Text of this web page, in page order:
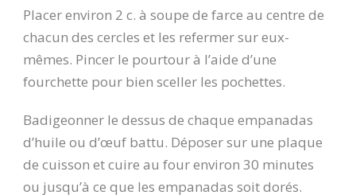
Placer environ 2 c. à soupe de farce au centre de
chacun des cercles et les refermer sur eux-
mêmes. Pincer le pourtour à l’aide d’une
fourchette pour bien sceller les pochettes.
Badigeonner le dessus de chaque empanadas
d’huile ou d’œuf battu. Déposer sur une plaque
de cuisson et cuire au four environ 30 minutes
ou jusqu’à ce que les empanadas soit dorés.